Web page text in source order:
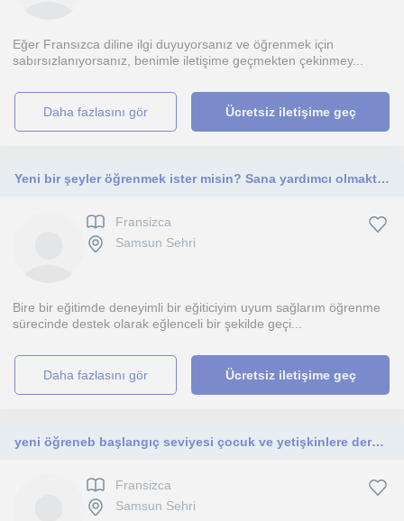
Eğer Fransızca diline ilgi duyuyorsanız ve öğrenmek için
sabırsızlanıyorsanız, benimle iletişime geçmekten çekinmey...
daha fazlasını gör Ücretsiz iletişime geç
Yeni bir şeyler öğrenmek ister misin? Sana yardımcı olmaktan mutluluk duyarım
Fransizca
Samsun Sehri
Bire bir eğitimde deneyimli bir eğiticiyim uyum sağlarım öğrenme
sürecinde destek olarak eğlenceli bir şekilde geçi...
daha fazlasını gör Ücretsiz iletişime geç
yeni öğreneb başlangıç seviyesi çocuk ve yetişkinlere ders verebilirim
Fransizca
Samsun Sehri